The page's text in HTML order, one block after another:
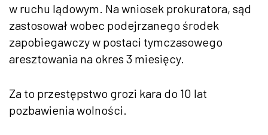
w ruchu lądowym. Na wniosek prokuratora, sąd
zastosował wobec podejrzanego środek
zapobiegawczy w postaci tymczasowego
aresztowania na okres 3 miesięcy.
Za to przestępstwo grozi kara do 10 lat
pozbawienia wolności.